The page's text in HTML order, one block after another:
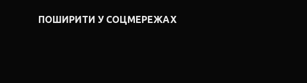
ПОШИРИТИ У СОЦМЕРЕЖАХ